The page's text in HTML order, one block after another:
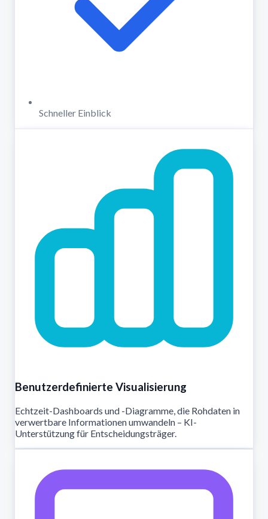
Schneller Einblick
Benutzerdefinierte Visualisierung
Echtzeit-Dashboards und -Diagramme, die Rohdaten in
verwertbare Informationen umwandeln – KI-
Unterstützung für Entscheidungsträger.